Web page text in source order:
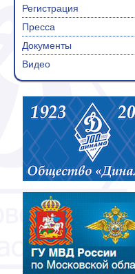
Регистрация
Пресса
Документы
Видео